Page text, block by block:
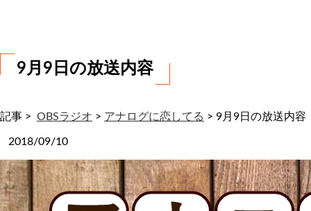
9月9日の放送内容
記事 > OBSラジオ > アナログに恋してる > 9月9日の放送内容
2018/09/10